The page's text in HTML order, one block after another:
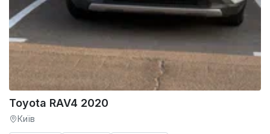
Toyota RAV4 2020
Київ